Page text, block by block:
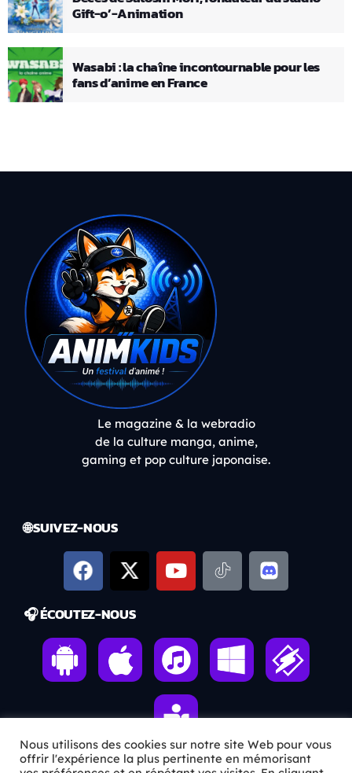
Gift-o’-Animation
Wasabi : la chaîne incontournable pour les
fans d’anime en France
Le magazine & la webradio
de la culture manga, anime,
gaming et pop culture japonaise.
🌐 SUIVEZ-NOUS
🎧 ÉCOUTEZ-NOUS
Nous utilisons des cookies sur notre site Web pour vous
offrir l'expérience la plus pertinente en mémorisant